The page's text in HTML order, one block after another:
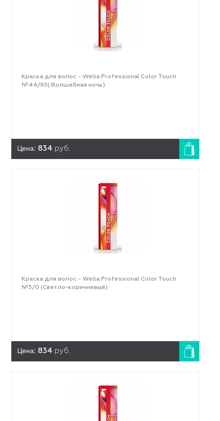
Краска для волос - Wella Professional Color Touch
№44/65( Волшебная ночь)
Цена: 834 руб.
Краска для волос - Wella Professional Color Touch
№5/0 (Светло-коричневый)
Цена: 834 руб.